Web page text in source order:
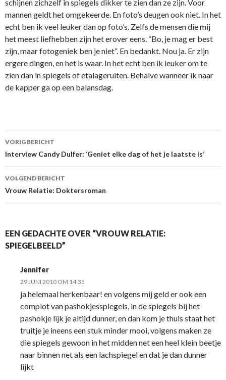
schijnen zichzelf in spiegels dikker te zien dan ze zijn. Voor
mannen geldt het omgekeerde. En foto’s deugen ook niet. In het
echt ben ik veel leuker dan op foto’s. Zelfs de mensen die mij
het meest liefhebben zijn het erover eens. “Bo, je mag er best
zijn, maar fotogeniek ben je niet”. En bedankt. Nou ja. Er zijn
ergere dingen, en het is waar. In het echt ben ik leuker om te
zien dan in spiegels of etalageruiten. Behalve wanneer ik naar
de kapper ga op een balansdag.
Berichtnavigatie
VORIG BERICHT
Interview Candy Dulfer: ‘Geniet elke dag of het je laatste is’
VOLGEND BERICHT
Vrouw Relatie: Doktersroman
EEN GEDACHTE OVER “VROUW RELATIE:
SPIEGELBEELD”
Jennifer
29 JUNI 2010 OM 14:35
ja helemaal herkenbaar! en volgens mij geld er ook een
complot van pashokjesspiegels, in de spiegels bij het
pashokje lijk je altijd dunner, en dan kom je thuis staat het
truitje je ineens een stuk minder mooi, volgens maken ze
die spiegels gewoon in het midden net een heel klein beetje
naar binnen net als een lachspiegel en dat je dan dunner
lijkt